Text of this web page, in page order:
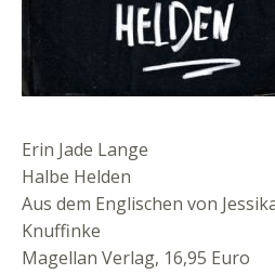
Erin Jade Lange
Halbe Helden
Aus dem Englischen von
Knuffinke
Magellan Verlag, 16,95 Euro